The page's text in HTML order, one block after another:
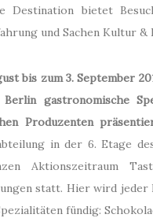
Destination bietet
und Sachen Kultur &
bis zum 3. September
gastronomische
Produzenten
in der 6. Etage
Aktionszeitraum
statt. Hier wird jeder
fündig: